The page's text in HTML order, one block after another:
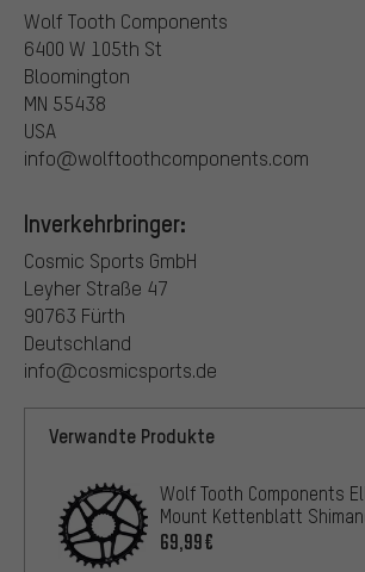
Wolf Tooth Components
6400 W 105th St
Bloomington
MN 55438
USA
info@wolftoothcomponents.com
Inverkehrbringer:
Cosmic Sports GmbH
Leyher Straße 47
90763 Fürth
Deutschland
info@cosmicsports.de
Verwandte Produkte
Wolf Tooth Components
Mount Kettenblatt
fach Kette
69,99€